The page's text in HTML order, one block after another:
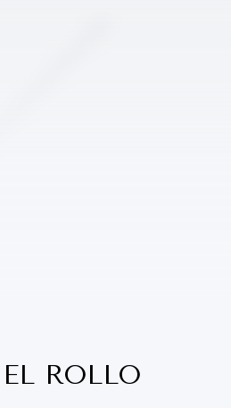
ROLLO